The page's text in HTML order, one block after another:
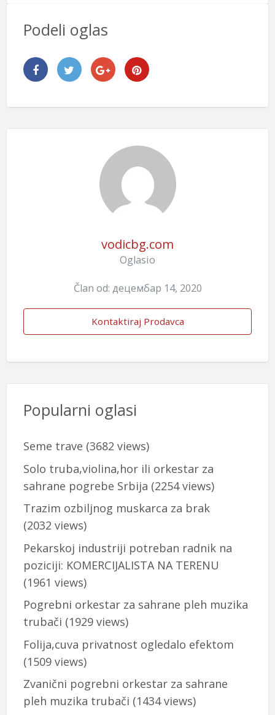
Podeli oglas
vodicbg.com
Oglasio
Član od: децембар 14, 2020
Kontaktiraj Prodavca
Popularni oglasi
Seme trave (3682 views)
Solo truba,violina,hor ili orkestar za
sahrane pogrebe Srbija (2254 views)
Trazim ozbiljnog muskarca za brak
(2032 views)
Pekarskoj industriji potreban radnik na
poziciji: KOMERCIJALISTA NA TERENU
(1961 views)
Pogrebni orkestar za sahrane pleh muzika
trubači (1929 views)
Folija,cuva privatnost ogledalo efektom
(1509 views)
Zvanični pogrebni orkestar za sahrane
pleh muzika trubači (1434 views)